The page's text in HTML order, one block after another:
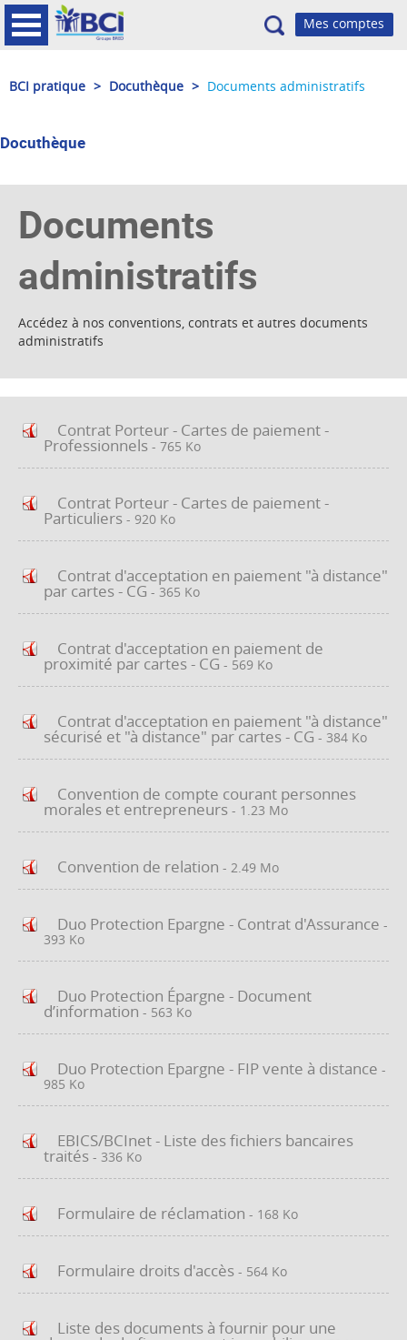
Recherche
BCI pratique > Docuthèque > Documents administratifs
Docuthèque
Documents
administratifs
Accédez à nos conventions, contrats et autres documents
administratifs
Contrat Porteur - Cartes de paiement -
Professionnels - 765 Ko
Contrat Porteur - Cartes de paiement -
Particuliers - 920 Ko
Contrat d'acceptation en paiement "à distance"
par cartes - CG - 365 Ko
Contrat d'acceptation en paiement de
proximité par cartes - CG - 569 Ko
Contrat d'acceptation en paiement "à distance"
sécurisé et "à distance" par cartes - CG - 384 Ko
Convention de compte courant personnes
morales et entrepreneurs - 1.23 Mo
Convention de relation - 2.49 Mo
Duo Protection Epargne - Contrat d'Assurance -
393 Ko
Duo Protection Épargne - Document
d’information - 563 Ko
Duo Protection Epargne - FIP vente à distance -
985 Ko
EBICS/BCInet - Liste des fichiers bancaires
traités - 336 Ko
Formulaire de réclamation - 168 Ko
Formulaire droits d'accès - 564 Ko
Liste des documents à fournir pour une